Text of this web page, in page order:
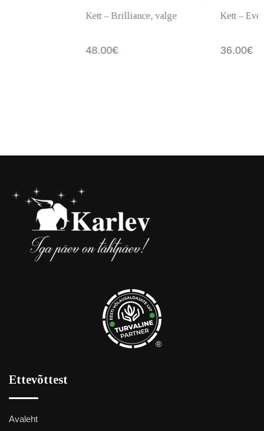
Kett – Brilliance, valge Kett – Everyday
®
Ettevõttest
Avaleht